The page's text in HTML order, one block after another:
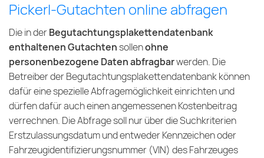
Pickerl-Gutachten online abfragen
Die in derBegutachtungsplakettendatenbank
enthaltenen Gutachten sollenohne
personenbezogene Daten abfragbarwerden. Die
Betreiber der Begutachtungsplakettendatenbank können
dafür eine spezielle Abfragemöglichkeit einrichten und
dürfen dafür auch einen angemessenen Kostenbeitrag
verrechnen. Die Abfrage soll nur über die Suchkriterien
Erstzulassungsdatum und entweder Kennzeichen oder
Fahrzeugidentifizierungsnummer (VIN) des Fahrzeuges